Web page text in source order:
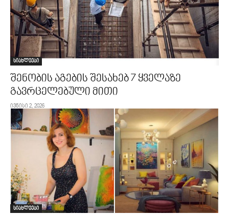
სიახლეები
შენობის აგების შესახებ 7 ყველაზე
გავრცელებული მითი
ივნისი 2, 2026
სიახლეები